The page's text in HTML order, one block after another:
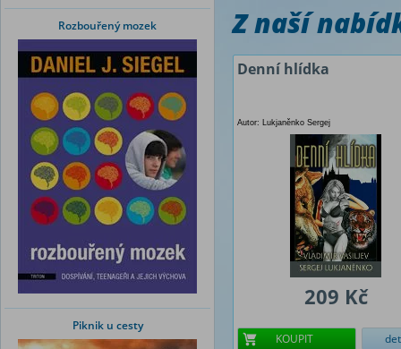
Rozbouřený mozek
Piknik u cesty
Z naší
Denní hlídka
Autor: Lukjaněnko Sergej
209 Kč
KOUPIT